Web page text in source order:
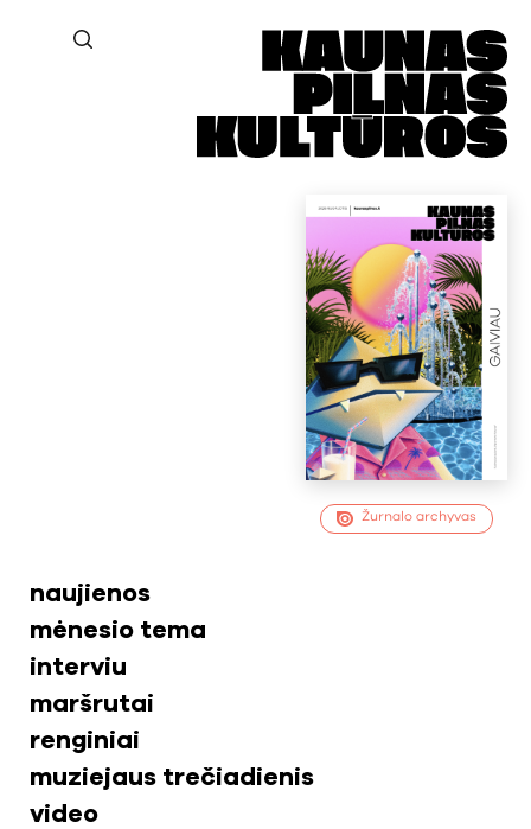
Žurnalo archyvas
naujienos
mėnesio tema
interviu
maršrutai
renginiai
muziejaus trečiadienis
video